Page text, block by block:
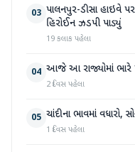
03 પાલનપુર-ડીસા હાઇવે
હિરોઈન ઝડપી પાડ્યું
19 કલાક પહેલા
04 આજે આ રાજ્યોમાં ભારે
2 દિવસ પહેલા
05 ચાંદીના ભાવમાં વધારો,
1 દિવસ પહેલા